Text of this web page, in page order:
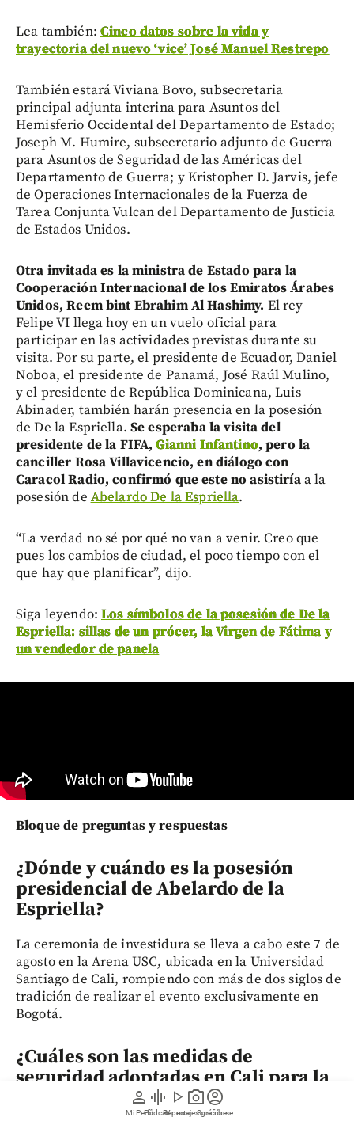
person
Mi Perfil
graphic_eq
Pódcast
play_arrow
Videos
photo_camera
Reportajes gráficos
account_circle
Suscríbete
Lea también: Cinco datos sobre la vida y
trayectoria del nuevo ‘vice’ José Manuel Restrepo
También estará Viviana Bovo, subsecretaria
principal adjunta interina para Asuntos del
Hemisferio Occidental del Departamento de Estado;
Joseph M. Humire, subsecretario adjunto de Guerra
para Asuntos de Seguridad de las Américas del
Departamento de Guerra; y Kristopher D. Jarvis, jefe
de Operaciones Internacionales de la Fuerza de
Tarea Conjunta Vulcan del Departamento de Justicia
de Estados Unidos.
Otra invitada es la ministra de Estado para la
Cooperación Internacional de los Emiratos Árabes
Unidos, Reem bint Ebrahim Al Hashimy. El rey
Felipe VI llega hoy en un vuelo oficial para
participar en las actividades previstas durante su
visita. Por su parte, el presidente de Ecuador, Daniel
Noboa, el presidente de Panamá, José Raúl Mulino,
y el presidente de República Dominicana, Luis
Abinader, también harán presencia en la posesión
de De la Espriella. Se esperaba la visita del
presidente de la FIFA,Gianni Infantino, pero la
canciller Rosa Villavicencio, en diálogo con
Caracol Radio, confirmó que este no asistiríaa la
posesión de Abelardo De la Espriella.
“La verdad no sé por qué no van a venir. Creo que
pues los cambios de ciudad, el poco tiempo con el
que hay que planificar”, dijo.
Siga leyendo:Los símbolos de la posesión de De la
Espriella: sillas de un prócer, la Virgen de Fátima y
un vendedor de panela
Bloque de preguntas y respuestas
¿Dónde y cuándo es la posesión
presidencial de Abelardo de la
Espriella?
La ceremonia de investidura se lleva a cabo este 7 de
agosto en la Arena USC, ubicada en la Universidad
Santiago de Cali, rompiendo con más de dos siglos de
tradición de realizar el evento exclusivamente en
Bogotá.
¿Cuáles son las medidas de
seguridad adoptadas en Cali para la